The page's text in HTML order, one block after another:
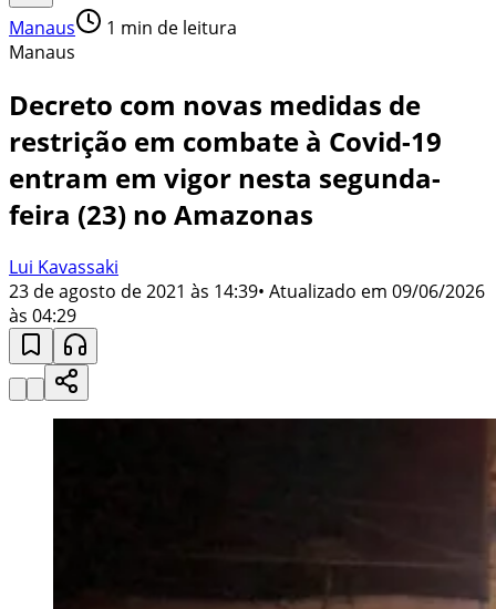
Manaus 1 min de leitura
Manaus
Decreto com novas medidas de
restrição em combate à Covid-19
entram em vigor nesta segunda-
feira (23) no Amazonas
Lui Kavassaki
23 de agosto de 2021 às 14:39• Atualizado em 09/06/2026
às 04:29